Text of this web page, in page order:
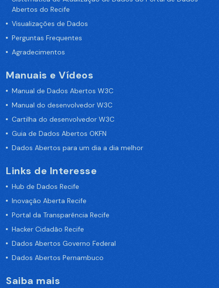
Abertos do Recife
Visualizações de Dados
Perguntas Frequentes
Agradecimentos
Manuais e Vídeos
Manual de Dados Abertos W3C
Manual do desenvolvedor W3C
Cartilha do desenvolvedor W3C
Guia de Dados Abertos OKFN
Dados Abertos para um dia a dia melhor
Links de Interesse
Hub de Dados Recife
Inovação Aberta Recife
Portal da Transparência Recife
Hacker Cidadão Recife
Dados Abertos Governo Federal
Dados Abertos Pernambuco
Saiba mais